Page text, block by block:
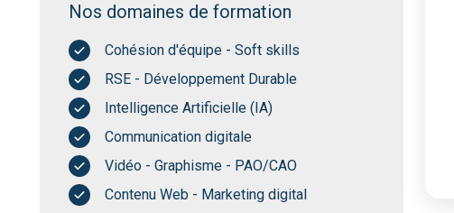
Nos domaines de formation
Cohésion d'équipe - Soft skills
RSE - Développement Durable
Intelligence Artificielle (IA)
Communication digitale
Vidéo - Graphisme - PAO/CAO
Contenu Web - Marketing digital